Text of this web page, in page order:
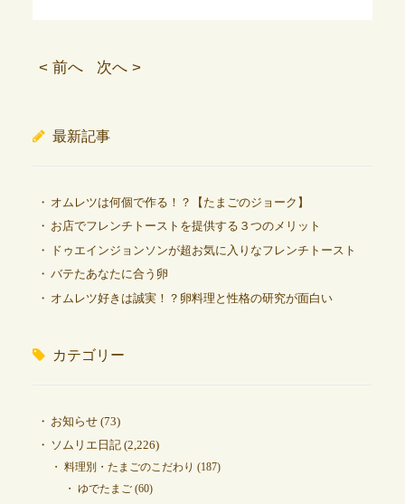
< 前へ 次へ >
最新記事
オムレツは何個で作る！？【たまごのジョーク】
お店でフレンチトーストを提供する３つのメリット
ドゥエインジョンソンが超お気に入りなフレンチトースト
バテたあなたに合う卵
オムレツ好きは誠実！？卵料理と性格の研究が面白い
カテゴリー
お知らせ(73)
ソムリエ日記(2,226)
料理別・たまごのこだわり (187)
ゆでたまご(60)